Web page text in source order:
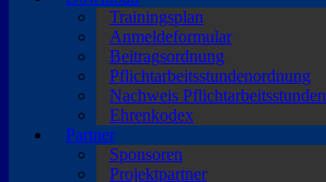
Trainingsplan
Anmeldeformular
Beitragsordnung
Pflichtarbeitsstundenordnung
Nachweis Pflichtarbeitsstunden
Ehrenkodex
Partner
Sponsoren
Projektpartner